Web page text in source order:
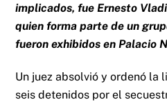
implicados, fue Ernesto
quien forma parte de un
fueron exhibidos en Palacio
Un juez absolvió y ordenó la
seis detenidos por el